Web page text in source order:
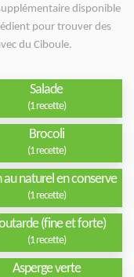
disponible
pour trouver des
du Ciboule.
Salade
(1 recette)
Brocoli
(1 recette)
au naturel en conserve
(1 recette)
(fine et forte)
(1 recette)
Asperge verte